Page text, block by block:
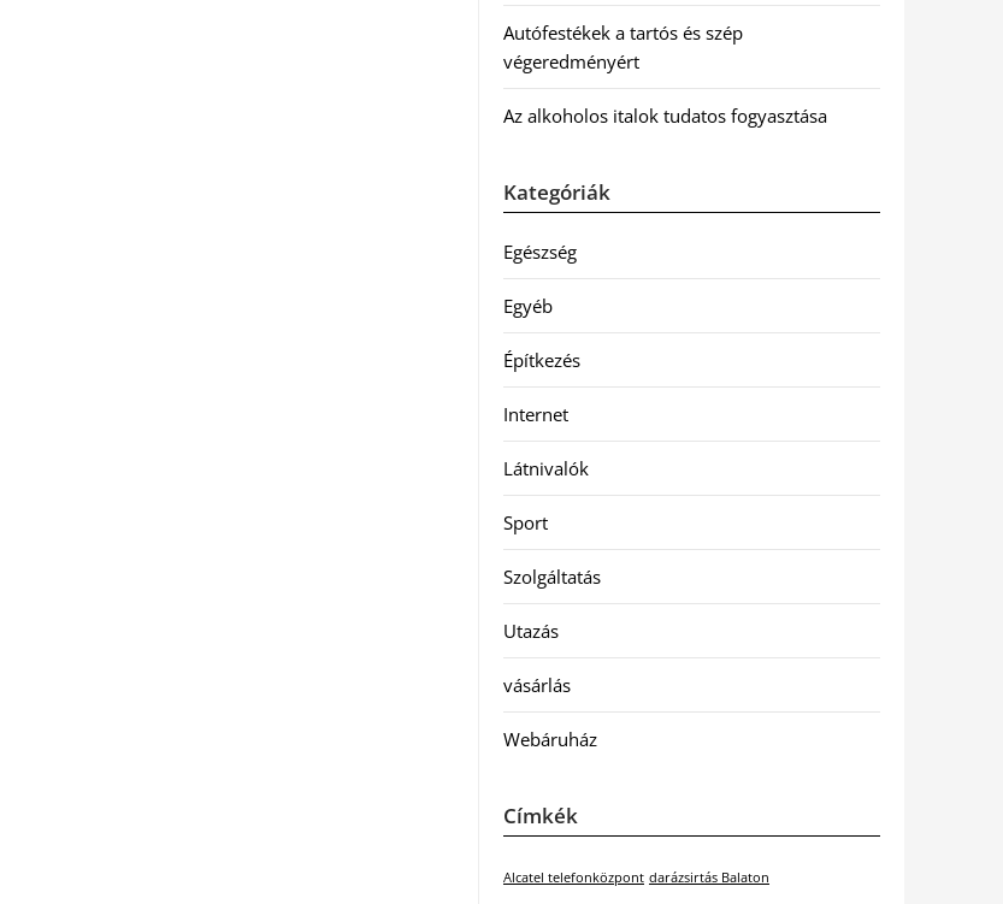
Autófestékek a tartós és szép
végeredményért
Az alkoholos italok tudatos fogyasztása
Kategóriák
Egészség
Egyéb
Építkezés
Internet
Látnivalók
Sport
Szolgáltatás
Utazás
vásárlás
Webáruház
Címkék
Alcatel telefonközpont darázsirtás Balaton